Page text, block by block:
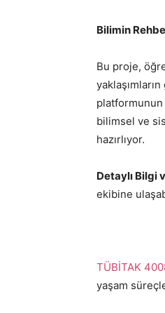
Bilimin
Bu proje,
platformunun
bilimsel ve
hazırlıyor.
Detaylı Bilgi
ekibine
TÜBİTAK
yaşam